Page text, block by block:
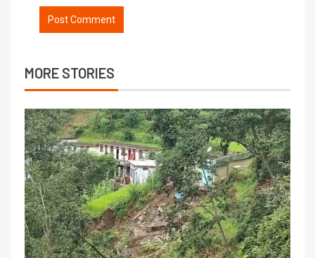
MORE STORIES